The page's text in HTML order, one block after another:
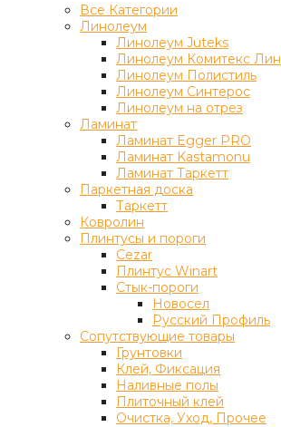
Все Категории
Линолеум
Линолеум Juteks
Линолеум Комитекс Лин
Линолеум Полистиль
Линолеум Синтерос
Линолеум на отрез
Ламинат
Ламинат Egger PRO
Ламинат Kastamonu
Ламинат Таркетт
Паркетная доска
Таркетт
Ковролин
Плинтусы и пороги
Cezar
Плинтус Winart
Стык-пороги
Новосел
Русский Профиль
Сопутствующие товары
Грунтовки
Клей, Фиксация
Наливные полы
Плиточный клей
Очистка, Уход, Прочее